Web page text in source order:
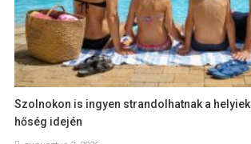
Szolnokon is ingyen strandolhatnak a
hőség idején